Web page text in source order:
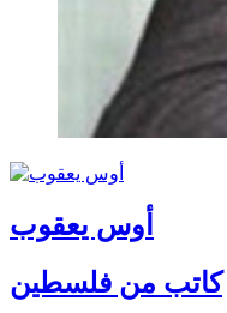
أوس يعقوب
كاتب من فلسطين